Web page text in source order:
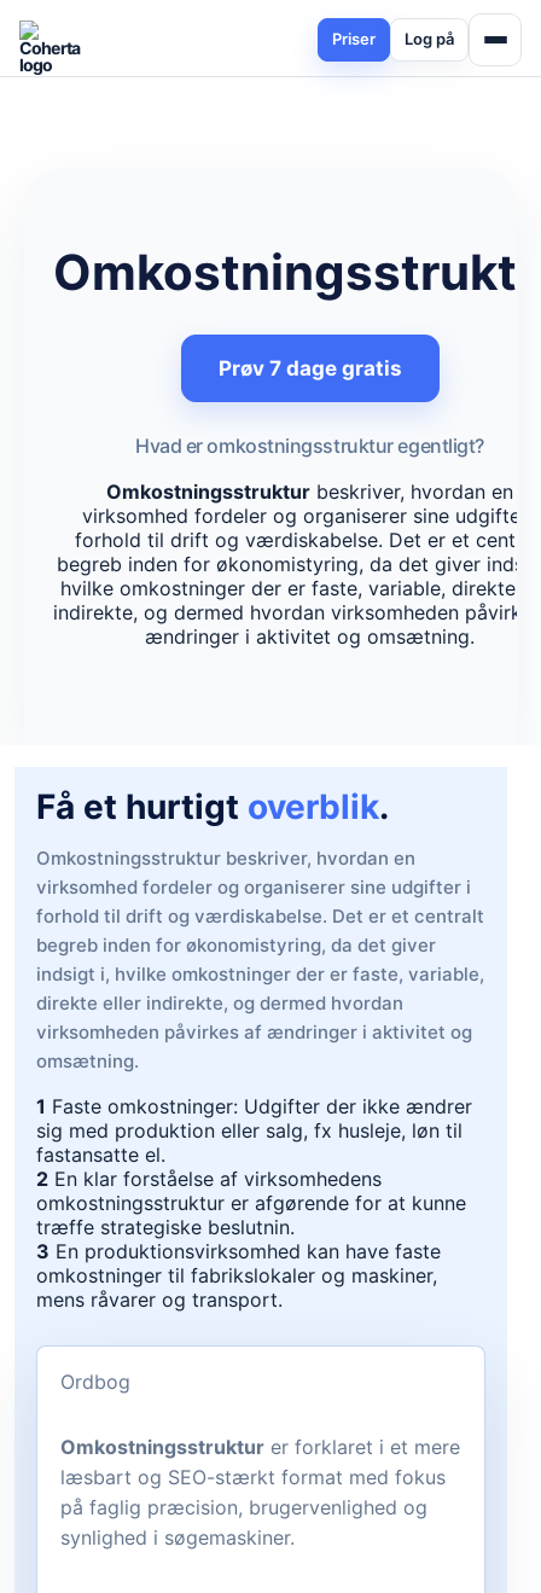
Priser Log på
Prøv 7 dage gratis
Hvad er omkostningsstruktur egentligt?
Omkostningsstruktur beskriver, hvordan en
virksomhed fordeler og organiserer sine udgifter i
forhold til drift og værdiskabelse. Det er et
begreb inden for økonomistyring, da det giver
hvilke omkostninger der er faste, variable, direkte
indirekte, og dermed hvordan virksomheden
ændringer i aktivitet og omsætning.
Få et hurtigt overblik.
Omkostningsstruktur beskriver, hvordan en
virksomhed fordeler og organiserer sine udgifter i
forhold til drift og værdiskabelse. Det er et centralt
begreb inden for økonomistyring, da det giver
indsigt i, hvilke omkostninger der er faste, variable,
direkte eller indirekte, og dermed hvordan
virksomheden påvirkes af ændringer i aktivitet og
omsætning.
1 Faste omkostninger: Udgifter der ikke ændrer
sig med produktion eller salg, fx husleje, løn til
fastansatte el.
2 En klar forståelse af virksomhedens
omkostningsstruktur er afgørende for at kunne
træffe strategiske beslutnin.
3 En produktionsvirksomhed kan have faste
omkostninger til fabrikslokaler og maskiner,
mens råvarer og transport.
Ordbog
Omkostningsstruktur er forklaret i et mere
læsbart og SEO-stærkt format med fokus
på faglig præcision, brugervenlighed og
synlighed i søgemaskiner.